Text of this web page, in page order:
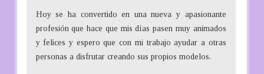
Hoy se ha convertido en una nueva y apasionante
profesión que hace que mis días pasen muy animados
y felices y espero que con mi trabajo ayudar a otras
personas a disfrutar creando sus propios modelos.